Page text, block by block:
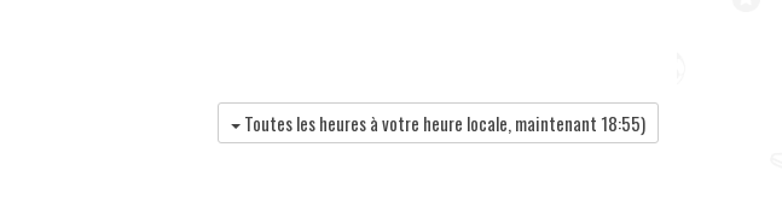
Toutes les heures à votre heure locale, maintenant 18:55)